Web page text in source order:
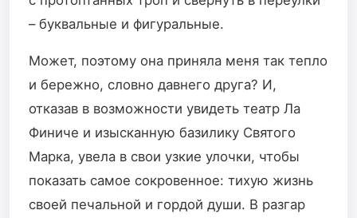
– буквальные и фигуральные.
Может, поэтому она приняла меня так тепло
и бережно, словно давнего друга? И,
отказав в возможности увидеть театр Ла
Финиче и изысканную базилику Святого
Марка, увела в свои узкие улочки, чтобы
показать самое сокровенное: тихую жизнь
своей печальной и гордой души. В разгар